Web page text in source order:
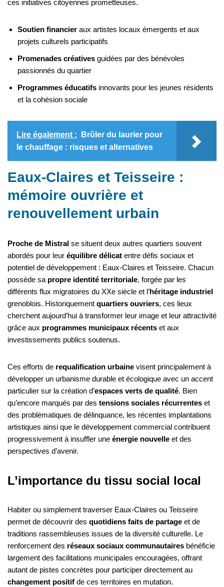
ces initiatives citoyennes prometteuses.
Soutien financier aux artistes locaux émergents et aux
projets culturels participatifs
Promenades créatives guidées par des bénévoles
passionnés du quartier
Programmes éducatifs innovants pour les jeunes résidents
et la cohésion sociale
Lire également :
Brûler du laurier pour
le chauffage : risques et alternatives
Eaux-Claires et Teisseire :
mémoire ouvrière et
renouvellement urbain
Proche de Mistral se situent deux autres quartiers souvent
abordés pour leur équilibre délicat entre défis sociaux et
potentiel de développement : Eaux-Claires et Teisseire. Chacun
possède sa propre identité territoriale, forgée par les
différents flux migratoires du XXe siècle et l’héritage industriel
grenoblois. Historiquement quartiers ouvriers, ces lieux
cherchent aujourd’hui à transformer leur image et leur attractivité
grâce aux programmes municipaux récents et aux
investissements publics soutenus.
Ces efforts de requalification urbaine visent principalement à
développer un urbanisme durable et écologique avec un accent
particulier sur la création d’espaces verts de qualité. Bien
qu’encore marqués par des tensions sociales récurrentes et
des problématiques de délinquance, les récentes implantations
artistiques ainsi que le développement commercial contribuent
progressivement à insuffler une énergie nouvelle et des
perspectives d’avenir.
L’importance du tissu social local
Habiter ou simplement traverser Eaux-Claires ou Teisseire
permet de découvrir des quotidiens faits de partage et de
traditions rassembleuses issues de la diversité culturelle. Le
renforcement des réseaux sociaux communautaires bénéficie
largement des facilitations municipales encouragées, offrant
autant de pistes concrètes pour participer directement au
changement positif de ces territoires en mutation.